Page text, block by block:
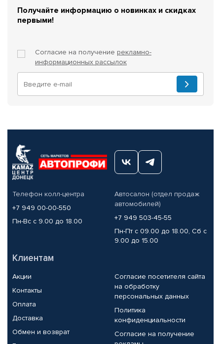
Получайте информацию о новинках и скидках
первыми!
Согласие на получение рекламно-
информационных рассылок
Телефон колл-центра
+7 949 00-00-550
Пн-Вс с 9.00 до 18.00
Автосалон (отдел продаж
автомобилей)
+7 949 503-45-55
Пн-Пт с 09.00 до 18.00, Сб с
9.00 до 15.00
Клиентам
Акции
Контакты
Оплата
Доставка
Обмен и возврат
Согласие посетителя сайта
на обработку
персональных данных
Политика
конфиденциальности
Согласие на получение